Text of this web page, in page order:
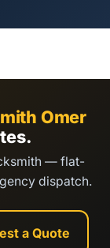
Omer
— flat-
dispatch.
a Quote